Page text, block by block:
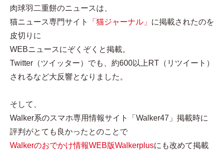
肉球羽二重餅のニュースは、
猫ニュース専門サイト
「猫ジャーナル」 に掲載されたのを
皮切りに
WEBニュースにぞくぞくと掲載。
Twitter（ツイッター）でも、約600以上RT（リツイート）
されるなど大反響となりました。
そして、
Walker系のスマホ専用情報サイト「Walker47」掲載時に
評判がとても良かったとのことで
Walkerのおでかけ情報WEB版Walkerplusにも改めて掲載